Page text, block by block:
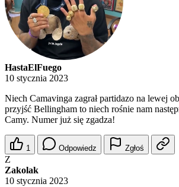
HastaElFuego
10 stycznia 2023
Niech Camavinga zagrał partidazo na lewej
przyjść Bellingham to niech rośnie nam
Camy. Numer już się zgadza!
1 Odpowiedz Zgłoś
Z
Zakolak
10 stycznia 2023